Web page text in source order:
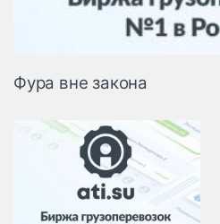
Фура вне закона